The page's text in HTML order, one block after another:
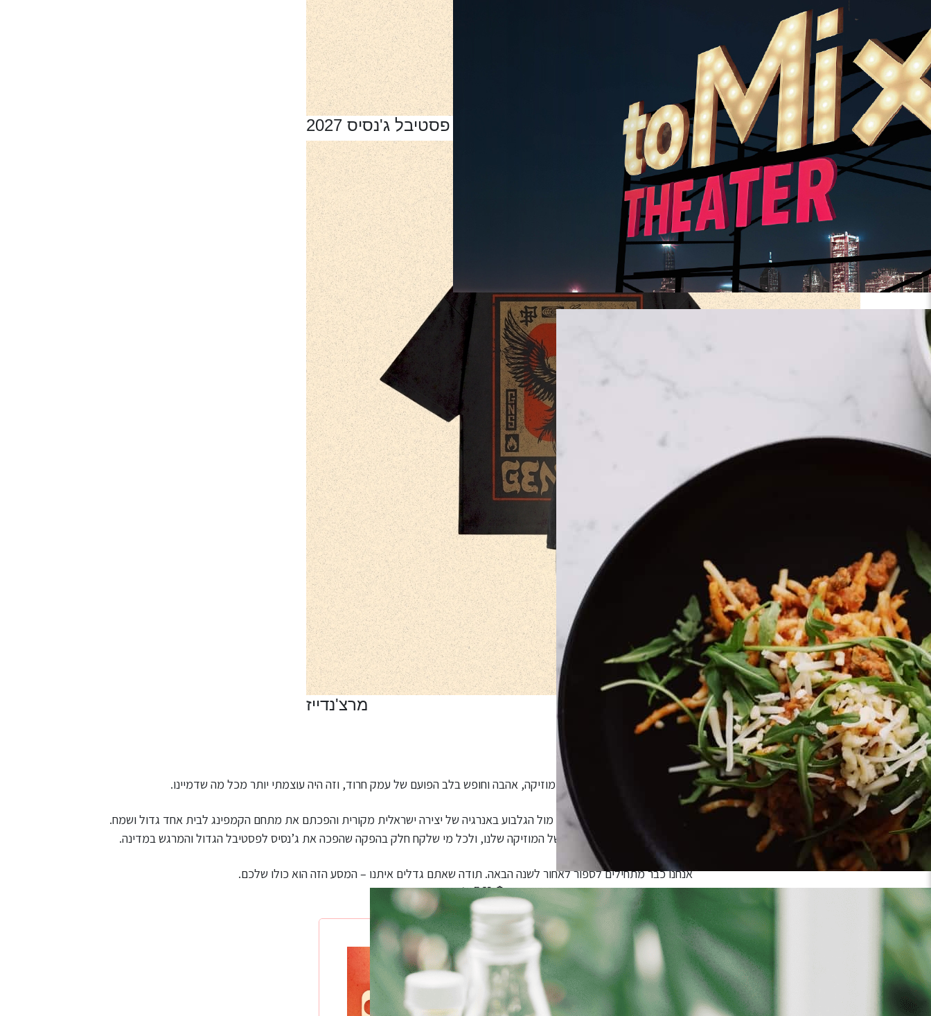
פסטיבל ג'נסיס 2027
מרצ'נדייז
איזה מסע מטורף עברנו יחד! חגגנו 5 שנים של מוזיקה, אהבה וחופש בלב הפועם של עמק חרוד, וזה היה עוצמתי יותר מכל מה שדמיינו.
תודה לכם, הקהל הכי טוב בישראל, שמילאתם את המרחבים מול הגלבוע באנרגיה של יצירה ישראלית מקורית והפכתם את מתחם הקמפינג לבית אחד גדול ושמח.
תודה לאמנים החדשים והפורצים שנתנו לנו הצצה לעתיד של המוזיקה שלנו, ולכל מי שלקח חלק בהפקה שהפכה את ג’נסיס לפסטיבל הגדול והמרגש במדינה.
אנחנו כבר מתחילים לספור לאחור לשנה הבאה. תודה שאתם גדלים איתנו – המסע הזה הוא כולו שלכם.
נתראה ב-Genesis 2027! ☀️💕🤍🪬